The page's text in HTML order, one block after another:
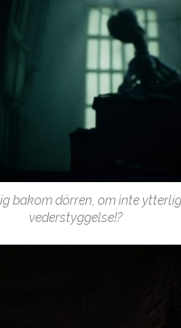
bakom dörren, om inte
vederstyggelse!?